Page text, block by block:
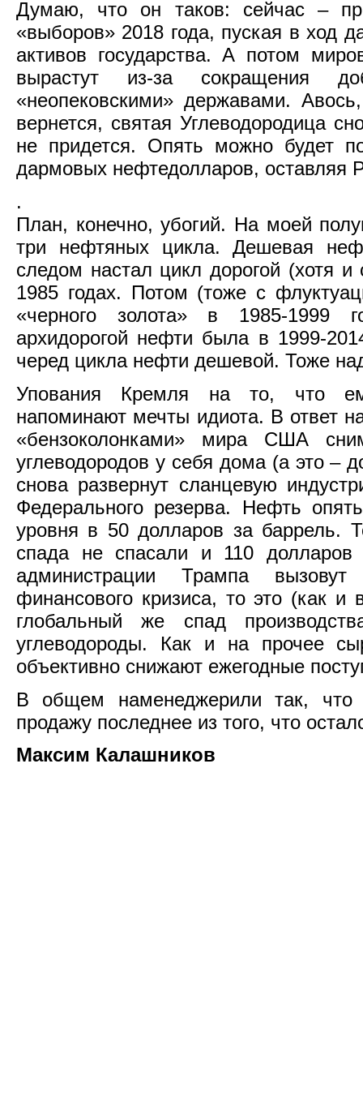
Думаю, что он таков: сейчас –
«выборов» 2018 года, пуская в ход
активов государства. А потом
вырастут из-за сокращения
«неопековскими» державами.
вернется, святая Углеводородица
не придется. Опять можно будет
дармовых нефтедолларов, оставляя
.
План, конечно, убогий. На моей
три нефтяных цикла. Дешевая
следом настал цикл дорогой (хотя
1985 годах. Потом (тоже с
«черного золота» в 1985-1999
архидорогой нефти была в 1999-
черед цикла нефти дешевой. Тоже
Упования Кремля на то, что
напоминают мечты идиота. В ответ
«бензоколонками» мира США
углеводородов у себя дома (а это –
снова развернут сланцевую
Федерального резерва. Нефть
уровня в 50 долларов за баррель.
спада не спасали и 110
администрации Трампа
финансового кризиса, то это (как и
глобальный же спад
углеводороды. Как и на прочее
объективно снижают ежегодные
В общем наменеджерили так, что
продажу последнее из того, что
Максим Калашников